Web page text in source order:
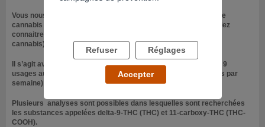
Vous nous dites que vous allez consommer un ou deux joints de
cannabis dans la nuit de samedi à dimanche et vous souhaiteriez
connaitre les délais de positivité au THC (substance active du
cannabis), dans le cadre d’un éventuel dépistage.
Il s’agit avant tout de distinguer l’usage occasionnel (entre 1 et 9
usages au cours de l’année) de l’usage régulier (plusieurs jours par
semaine) pour connaitre les délais de positivité.
Plusieurs analyses sont possibles dans lesquelles sont recherchées
les substances appelées delta-9-THC (THC) et 11-carboxy-THC (THC-
COOH).
Refuser Réglages
Accepter